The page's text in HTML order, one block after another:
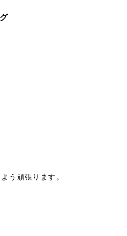
う頑張ります。